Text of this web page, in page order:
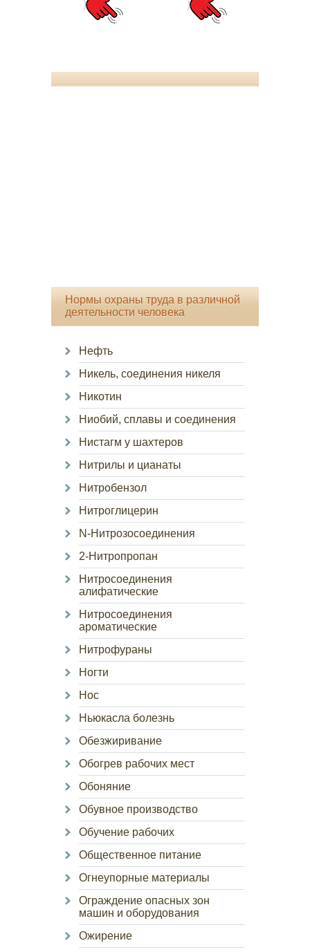
Нормы охраны труда в различной
деятельности человека
Нефть
Никель, соединения никеля
Никотин
Ниобий, сплавы и соединения
Нистагм у шахтеров
Нитрилы и цианаты
Нитробензол
Нитроглицерин
N-Нитрозосоединения
2-Нитропропан
Нитросоединения
алифатические
Нитросоединения
ароматические
Нитрофураны
Ногти
Нос
Ньюкасла болезнь
Обезжиривание
Обогрев рабочих мест
Обоняние
Обувное производство
Обучение рабочих
Общественное питание
Огнеупорные материалы
Ограждение опасных зон
машин и оборудования
Ожирение